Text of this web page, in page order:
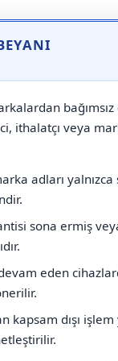
ithalatçı veya
adları
sona ermiş
eden
kapsam dışı
⚠️
Profilo